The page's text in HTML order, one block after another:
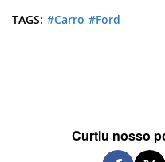
TAGS: #Carro #Ford
Curtiu nosso